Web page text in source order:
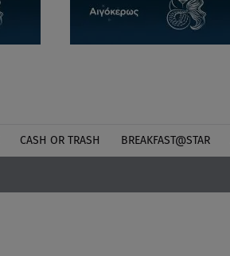
CASH OR TRASH BREAKFAST@STAR